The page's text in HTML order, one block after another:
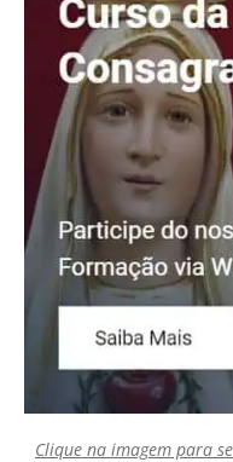
Clique na imagem para